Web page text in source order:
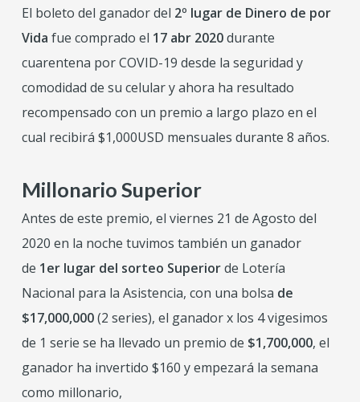
El boleto del ganador del 2º lugar de Dinero de por
Vida fue comprado el 17 abr 2020durante
cuarentena por COVID-19 desde la seguridad y
comodidad de su celular y ahora ha resultado
recompensado con un premio a largo plazo en el
cual recibirá $1,000USD mensuales durante 8 años.
Millonario Superior
Antes de este premio, el viernes 21 de Agosto del
2020 en la noche tuvimos también un ganador
de 1er lugar del sorteo Superiorde Lotería
Nacional para la Asistencia, con una bolsa de
$17,000,000(2 series), el ganador x los 4 vigesimos
de 1 serie se ha llevado un premio de $1,700,000, el
ganador ha invertido $160 y empezará la semana
como millonario,